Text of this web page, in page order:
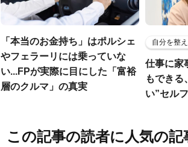
「本当のお金持ち」はポルシェ
やフェラーリには乗っていな
い...FPが実際に目にした「富裕
層のクルマ」の真実
自分を整
仕事に家
もできる
い”セル
この記事の読者に人気の記